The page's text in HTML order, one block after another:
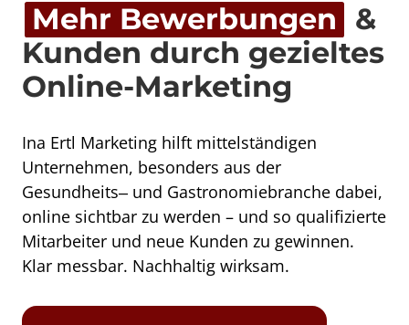
Mehr Bewerbungen &
Kunden durch gezieltes
Online-Marketing
Ina Ertl Marketing hilft
Unternehmen, besonders aus
Gesundheits‒ und Gastronomiebranche
online sichtbar zu werden – und so
Mitarbeiter und neue Kunden zu
Klar messbar. Nachhaltig wirksam.